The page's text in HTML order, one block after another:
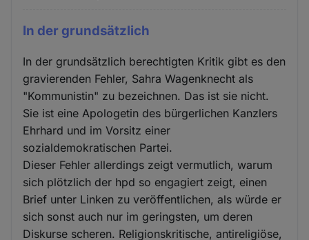
In der grundsätzlich
In der grundsätzlich berechtigten Kritik gibt es den
gravierenden Fehler, Sahra Wagenknecht als
"Kommunistin" zu bezeichnen. Das ist sie nicht.
Sie ist eine Apologetin des bürgerlichen Kanzlers
Ehrhard und im Vorsitz einer
sozialdemokratischen Partei.
Dieser Fehler allerdings zeigt vermutlich, warum
sich plötzlich der hpd so engagiert zeigt, einen
Brief unter Linken zu veröffentlichen, als würde er
sich sonst auch nur im geringsten, um deren
Diskurse scheren. Religionskritische, antireligiöse,